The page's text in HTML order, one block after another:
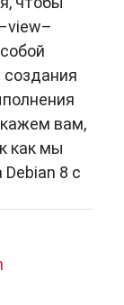
вам,
как мы
8 с